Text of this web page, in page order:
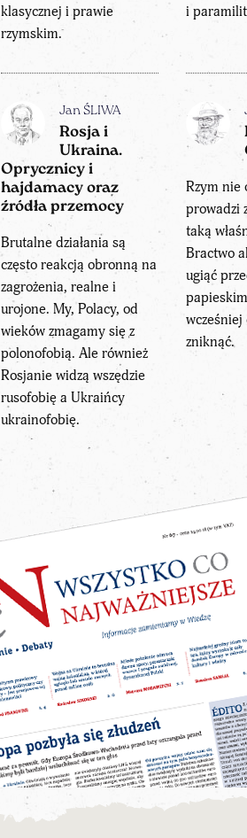
klasycznej i prawie
rzymskim.
i
Jan ŚLIWA
Rosja i
Ukraina.
Oprycznicy i
hajdamacy oraz
źródła przemocy
Brutalne działania są
często reakcją obronną na
zagrożenia, realne i
urojone. My, Polacy, od
wieków zmagamy się z
polonofobią. Ale również
Rosjanie widzą wszędzie
rusofobię a Ukraińcy
ukrainofobię.
Rzym nie
prowadzi
taką
Bractwo
ugiąć
wcześniej
zniknąć.